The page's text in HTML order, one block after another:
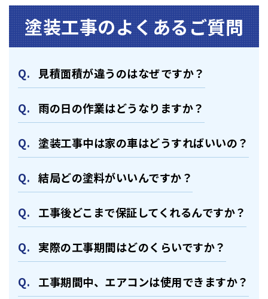
塗装⼯事のよくあるご質問
⾒積⾯積が違うのはなぜですか？
⾬の日の作業はどうなりますか？
塗装⼯事中は家の⾞はどうすればいいの？
結局どの塗料がいいんですか？
⼯事後どこまで保証してくれるんですか？
実際の⼯事期間はどのくらいですか？
⼯事期間中、エアコンは使⽤できますか？